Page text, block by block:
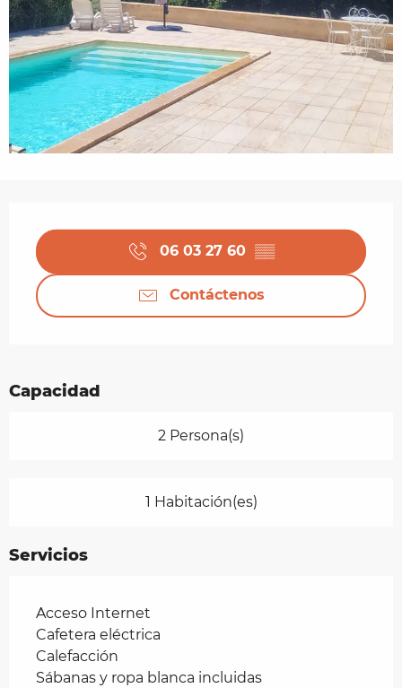
06 03 27 60 ▒▒
Contáctenos
Capacidad
2 Persona(s)
1 Habitación(es)
Servicios
Acceso Internet
Cafetera eléctrica
Calefacción
Sábanas y ropa blanca incluidas